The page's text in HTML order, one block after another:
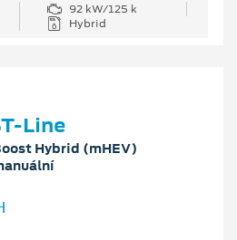
92 kW/125 k
Hybrid
Line
Hybrid (mHEV)